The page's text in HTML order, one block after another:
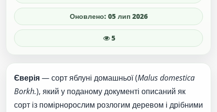
Оновлено: 05 лип 2026
5
Єверія— сорт яблуні домашньої (Malus domestica
Borkh.), який у поданому документі описаний як
сорт із помірнорослим розлогим деревом і дрібними